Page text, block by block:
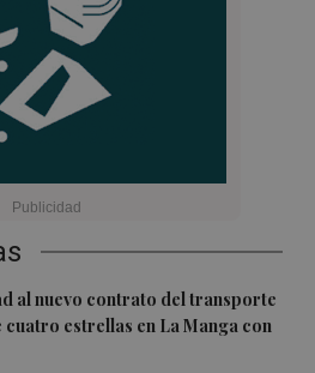
al nuevo contrato del transporte
cuatro estrellas en La Manga con